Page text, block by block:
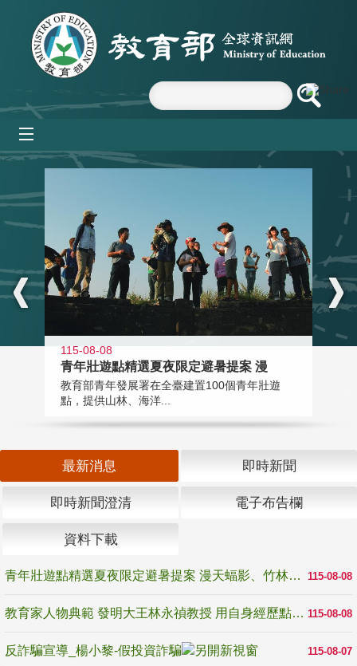
跳到主要內容區塊
:::
115-08-08
青年壯遊點精選夏夜限定避暑提案 漫
教育部青年發展署在全臺建置100個青年壯遊
點，提供山林、海洋...
最新消息 即時新聞
即時新聞澄清 電子布告欄
資料下載
115-08-08
青年壯遊點精選夏夜限定避暑提案 漫天蝠影、竹林尋蛙、茶香夜觀 邀青年暮色出發
115-08-08
教育家人物典範 發明大王林永禎教授 用自身經歷點亮學生的路
115-08-07
反詐騙宣導_楊小黎-假投資詐騙